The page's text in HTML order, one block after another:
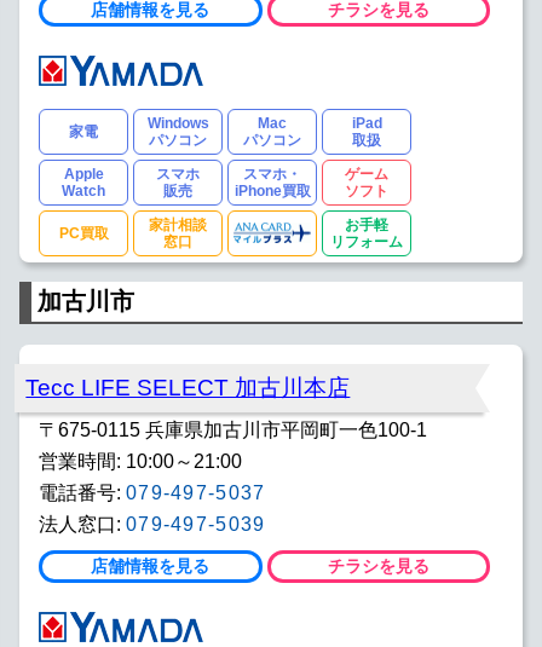
店舗情報を見る チラシを見る
家電
Windows
パソコン
Mac
パソコン
iPad
取扱
Apple
Watch
スマホ
販売
スマホ・
iPhone買取
ゲーム
ソフト
PC買取
家計相談
窓口
お手軽
リフォーム
加古川市
Tecc LIFE SELECT 加古川本店
〒675-0115 兵庫県加古川市平岡町一色100-1
営業時間: 10:00～21:00
電話番号: 079-497-5037
法人窓口: 079-497-5039
店舗情報を見る チラシを見る